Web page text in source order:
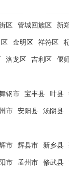
街区 管城回族区 新
金明区 祥符区
洛龙区 吉利区 偃
钢市 宝丰县 叶县
市 安阳县 汤阴县
市 辉县市 新乡县
市 孟州市 修武县